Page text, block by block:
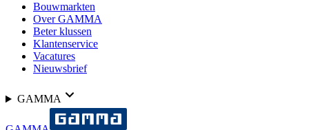
Bouwmarkten
Over GAMMA
Beter klussen
Klantenservice
Vacatures
Nieuwsbrief
GAMMA